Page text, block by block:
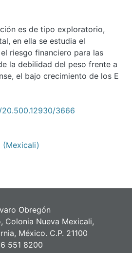
es de tipo exploratorio,
en ella se estudia el
riesgo financiero para las
la debilidad del peso frente a
el bajo crecimiento de los E
3666
(Mexicali)
Obregón
Colonia Nueva Mexicali,
México. C.P. 21100
551 8200